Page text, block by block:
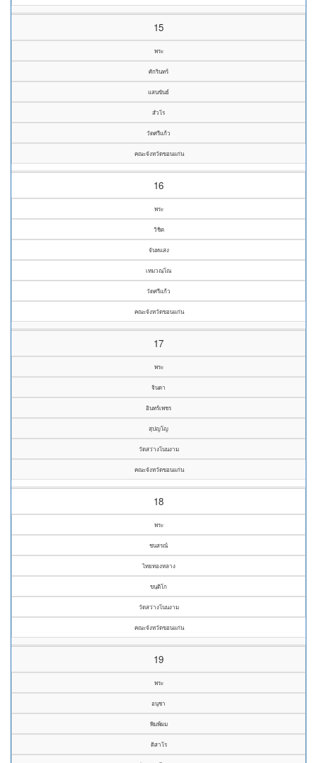
15
พระ
ศักรินทร์
แสนขันธ์
สํวโร
วัดศรีแก้ว
คณะจังหวัดขอนแก่น
16
พระ
วิชิต
จันทแสง
เหมวณฺโณ
วัดศรีแก้ว
คณะจังหวัดขอนแก่น
17
พระ
จินดา
อินทร์เพชร
สุปญโญ
วัดสว่างโนนงาม
คณะจังหวัดขอนแก่น
18
พระ
ชนสรณ์
ไทยทองหลาง
ขนฺติโก
วัดสว่างโนนงาม
คณะจังหวัดขอนแก่น
19
พระ
อนุชา
พิมพ์ผม
ติสาโร